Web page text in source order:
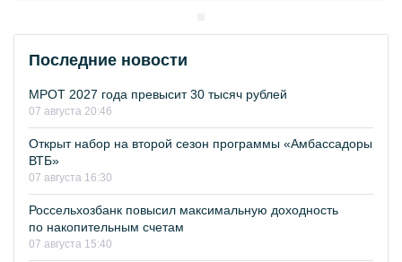
Последние новости
МРОТ 2027 года превысит 30 тысяч рублей
07 августа 20:46
Открыт набор на второй сезон программы «Амбассадоры
ВТБ»
07 августа 16:30
Россельхозбанк повысил максимальную доходность
по накопительным счетам
07 августа 15:40